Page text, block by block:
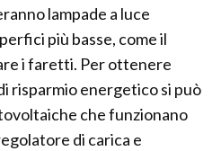
lampade a luce
più basse, come il
i faretti. Per ottenere
risparmio energetico si può
che funzionano
di carica e